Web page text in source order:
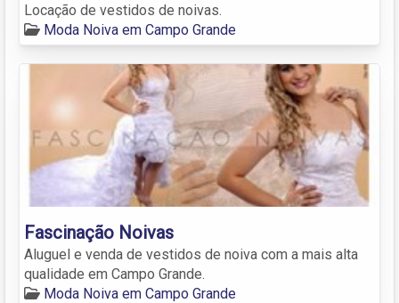
Locação de vestidos de noivas.
Moda Noiva em Campo Grande
Fascinação Noivas
Aluguel e venda de vestidos de noiva com a mais alta
qualidade em Campo Grande.
Moda Noiva em Campo Grande